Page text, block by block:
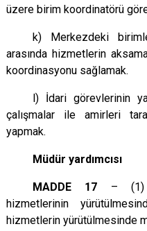
üzere birim koordinatörü
k) Merkezdeki
arasında hizmetlerin
koordinasyonu sağlamak.
l) İdari görevlerinin
çalışmalar ile amirleri
yapmak.
Müdür yardımcısı
MADDE 17 – (1)
hizmetlerinin
hizmetlerin yürütülmesinde